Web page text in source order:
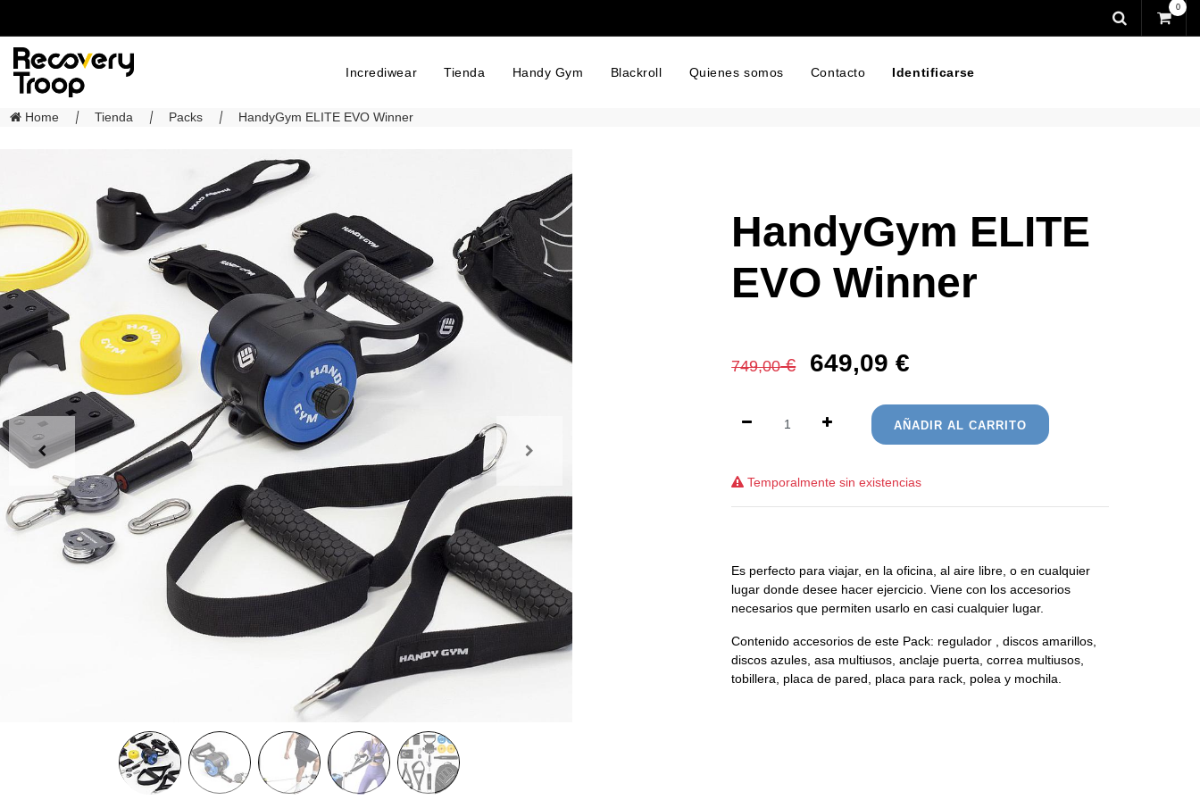
0
Incrediwear Tienda Handy Gym Blackroll Quienes somos Contacto Identificarse
Home Tienda Packs HandyGym ELITE EVO Winner
HandyGym ELITE
EVO Winner
749,00€ 649,09 €
AÑADIR AL CARRITO
Temporalmente sin existencias
Es perfecto para viajar, en la oficina, al aire libre, o en cualquier
lugar donde desee hacer ejercicio. Viene con los accesorios
necesarios que permiten usarlo en casi cualquier lugar.
Contenido accesorios de este Pack: regulador , discos amarillos,
discos azules, asa multiusos, anclaje puerta, correa multiusos,
tobillera, placa de pared, placa para rack, polea y mochila.